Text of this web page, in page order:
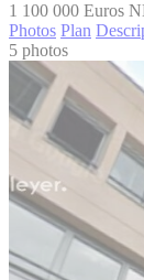
1 100 000 Euros
Photos Plan
5 photos